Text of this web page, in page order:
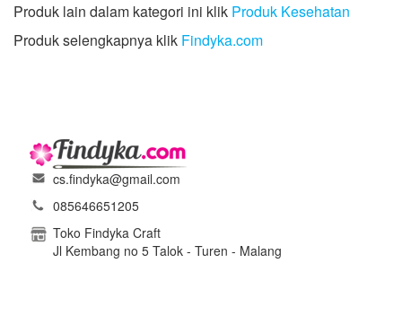
Produk lain dalam kategori ini klik Produk Kesehatan
Produk selengkapnya klik Findyka.com
cs.findyka@gmail.com
085646651205
Toko Findyka Craft
Jl Kembang no 5 Talok - Turen - Malang